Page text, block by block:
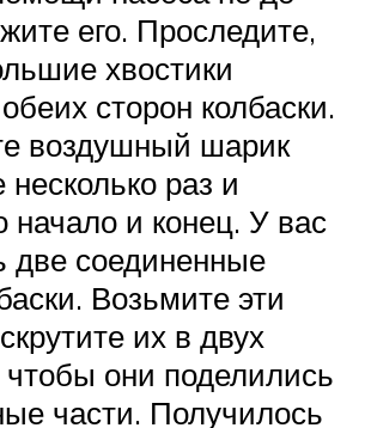
его. Проследите,
хвостики
сторон колбаски.
воздушный шарик
раз и
начало и конец. У вас
две соединенные
Возьмите эти
их в двух
чтобы они поделились
части. Получилось